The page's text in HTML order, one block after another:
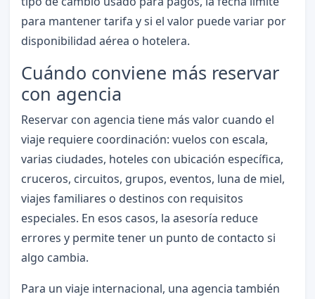
para mantener tarifa y si el valor puede variar por
disponibilidad aérea o hotelera.
Cuándo conviene más reservar
con agencia
Reservar con agencia tiene más valor cuando el
viaje requiere coordinación: vuelos con escala,
varias ciudades, hoteles con ubicación específica,
cruceros, circuitos, grupos, eventos, luna de miel,
viajes familiares o destinos con requisitos
especiales. En esos casos, la asesoría reduce
errores y permite tener un punto de contacto si
algo cambia.
Para un viaje internacional, una agencia también